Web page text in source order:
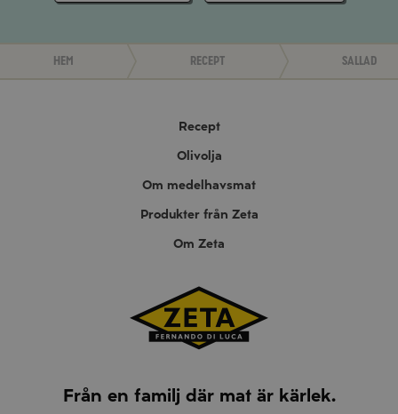
Hem Recept Sallad
Recept
Olivolja
Om medelhavsmat
Produkter från Zeta
Om Zeta
Från en familj där mat är kärlek.